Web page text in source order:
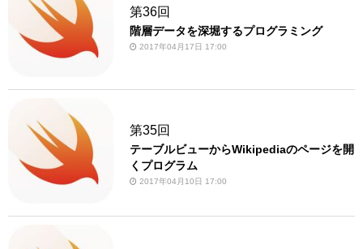
第36回
階層データを深堀するプログラミング
2017年04月17日 17:00
第35回
テーブルビューからWikipediaのページを開
くプログラム
2017年04月10日 17:00